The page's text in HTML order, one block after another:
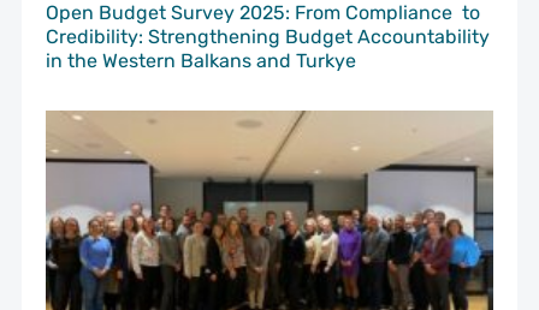
Open Budget Survey 2025: From Compliance to
Credibility: Strengthening Budget Accountability
in the Western Balkans and Turkye